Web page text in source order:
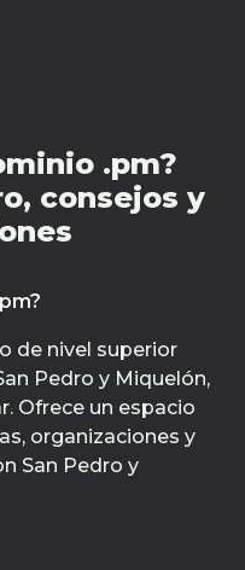
.pm?
consejos y
de nivel superior
Pedro y Miquelón,
Ofrece un espacio
organizaciones y
San Pedro y